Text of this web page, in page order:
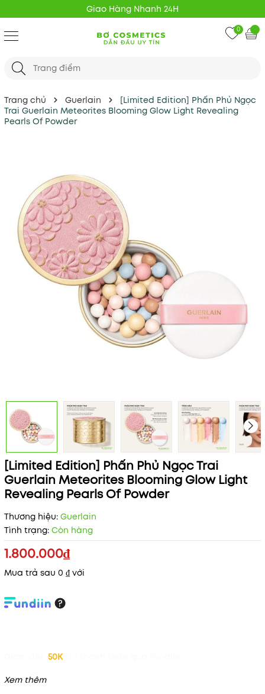
Giao Hàng Nhanh 24H
0
Trang chủ Guerlain
[Limited Edition] Phấn Phủ Ngọc
Trai Guerlain Meteorites Blooming Glow Light Revealing
Pearls Of Powder
[Limited Edition] Phấn Phủ Ngọc Trai
Guerlain Meteorites Blooming Glow Light
Revealing Pearls Of Powder
Thương hiệu: Guerlain
Tình trạng: Còn hàng
1.800.000₫
Mua trả sau 0 ₫ với
50K
Xem thêm